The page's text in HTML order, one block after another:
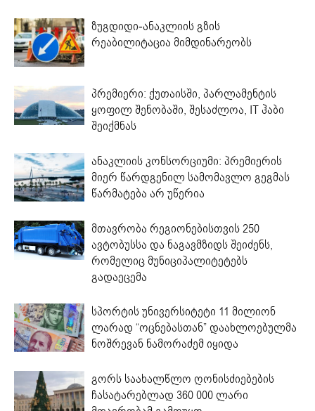
ზუგდიდი-ანაკლიის გზის
რეაბილიტაცია მიმდინარეობს
პრემიერი: ქუთაისში, პარლამენტის
ყოფილ შენობაში, შესაძლოა, IT ჰაბი
შეიქმნას
ანაკლიის კონსორციუმი: პრემიერის
მიერ წარდგენილ სამომავლო გეგმას
წარმატება არ უწერია
მთავრობა რეგიონებისთვის 250
ავტობუსსა და ნაგავმზიდს შეიძენს,
რომელიც მუნიციპალიტეტებს
გადაეცემა
სპორტის უნივერსიტეტი 11 მილიონ
ლარად “ოცნებასთან” დაახლოებულმა
ნოშრევან ნამორაძემ იყიდა
გორს საახალწლო ღონისძიებების
ჩასატარებლად 360 000 ლარი